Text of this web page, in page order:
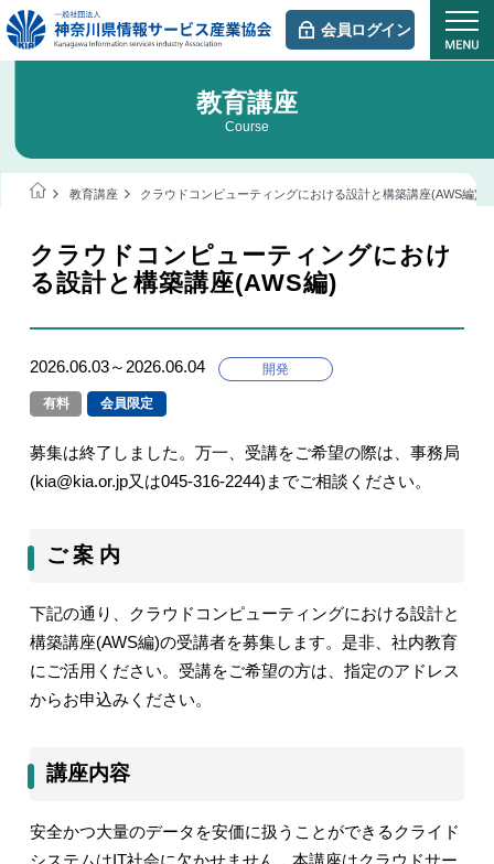
会員ログイン
教育講座
Course
教育講座 クラウドコンピューティングにおける設計と構築講座(AWS編)
クラウドコンピューティングにおけ
る設計と構築講座(AWS編)
2026.06.03～2026.06.04 開発
有料 会員限定
募集は終了しました。万一、受講をご希望の際は、事務局
(kia@kia.or.jp又は045-316-2244)までご相談ください。
ご 案 内
下記の通り、 クラウドコンピューティングにおける設計と
構築講座(AWS編)の受講者を募集します。是非、社内教育
にご活用ください。受講をご希望の方は、指定のアドレス
からお申込みください。
講座内容
安全かつ大量のデータを安価に扱うことができるクライド
システムはIT社会に欠かせません．本講座はクラウドサー